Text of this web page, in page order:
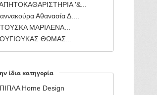
'&...
Αθανασία Δ....
ΜΑΡΙΛΕΝΑ...
ΘΩΜΑΣ...
ίδια κατηγορία
Home Design